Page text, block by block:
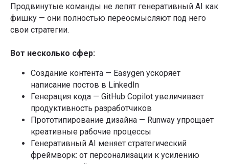
Продвинутые команды не лепят генеративный AI как
фишку — они полностью переосмысляют под него
свои стратегии.
Вот несколько сфер:
Создание контента — Easygen ускоряет
написание постов в LinkedIn
Генерация кода — GitHub Copilot увеличивает
продуктивность разработчиков
Прототипирование дизайна — Runway упрощает
креативные рабочие процессы
Генеративный AI меняет стратегический
фреймворк: от персонализации к усилению